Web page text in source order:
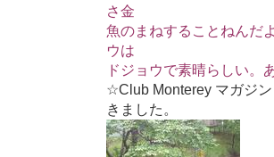
さ金
魚のまねすることねんだ
ウは
ドジョウで素晴らしい。
☆Club Monterey マガジ
きました。